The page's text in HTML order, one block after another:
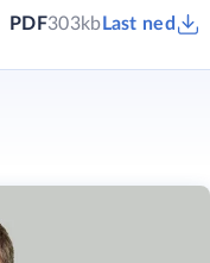
PDF303kb Last ned